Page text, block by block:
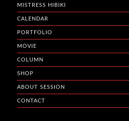
MISTRESS HIBIKI
CALENDAR
PORTFOLIO
MOVIE
COLUMN
SHOP
ABOUT SESSION
CONTACT